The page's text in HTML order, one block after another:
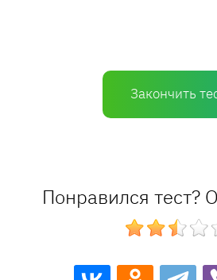
Закончить
Понравился тест?